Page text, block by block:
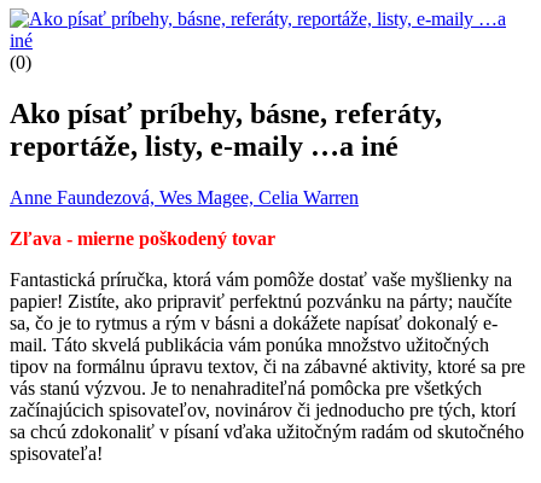
(0)
Ako písať príbehy, básne, referáty,
reportáže, listy, e-maily …a iné
Anne Faundezová, Wes Magee, Celia Warren
Zľava - mierne poškodený tovar
Fantastická príručka, ktorá vám pomôže dostať vaše myšlienky na
papier! Zistíte, ako pripraviť perfektnú pozvánku na párty; naučíte
sa, čo je to rytmus a rým v básni a dokážete napísať dokonalý e-
mail. Táto skvelá publikácia vám ponúka množstvo užitočných
tipov na formálnu úpravu textov, či na zábavné aktivity, ktoré sa pre
vás stanú výzvou. Je to nenahraditeľná pomôcka pre všetkých
začínajúcich spisovateľov, novinárov či jednoducho pre tých, ktorí
sa chcú zdokonaliť v písaní vďaka užitočným radám od skutočného
spisovateľa!